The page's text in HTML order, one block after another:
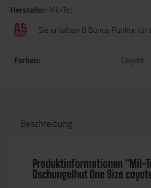
Hersteller: Mil-Tec
Sie erhalten 8 Bonus Punkte für
Farben: Coyote
Beschreibung
Produktinformationen "Mil-
Dschungelhut One Size